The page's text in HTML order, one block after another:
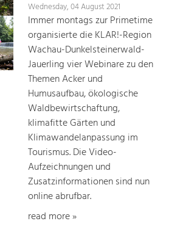
Wednesday, 04 August 2021
Immer montags zur Primetime
organisierte die KLAR!-Region
Wachau-Dunkelsteinerwald-
Jauerling vier Webinare zu den
Themen Acker und
Humusaufbau, ökologische
Waldbewirtschaftung,
klimafitte Gärten und
Klimawandelanpassung im
Tourismus. Die Video-
Aufzeichnungen und
Zusatzinformationen sind nun
online abrufbar.
read more »